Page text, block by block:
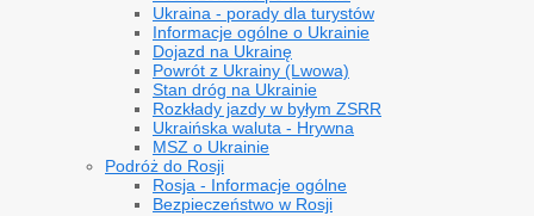
Ukraina - porady dla turystów
Informacje ogólne o Ukrainie
Dojazd na Ukrainę
Powrót z Ukrainy (Lwowa)
Stan dróg na Ukrainie
Rozkłady jazdy w byłym ZSRR
Ukraińska waluta - Hrywna
MSZ o Ukrainie
Podróż do Rosji
Rosja - Informacje ogólne
Bezpieczeństwo w Rosji